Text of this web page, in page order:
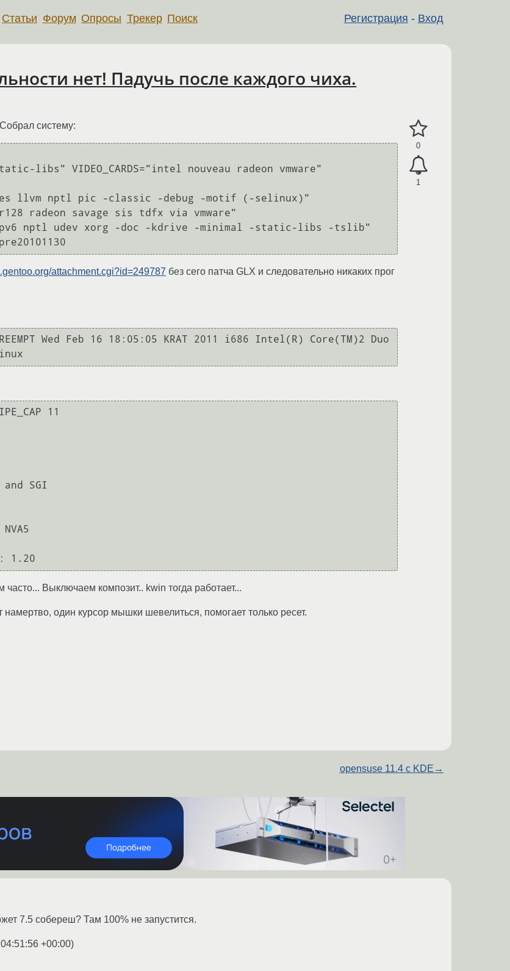
Регистрация - Вход
Статьи Форум Опросы Трекер Поиск
нет! Падучь после каждого чиха.
0
1
систему:
libs" VIDEO_CARDS="intel nouveau radeon vmware"
llvm nptl pic -classic -debug -motif (-selinux)"
r128 radeon savage sis tdfx via vmware"
ipv6 nptl udev xorg -doc -kdrive -minimal -static-libs -tslib"
attachment.cgi?id=249787 без сего патча GLX и следовательно никаких прог
Wed Feb 16 18:05:05 KRAT 2011 i686 Intel(R) Core(TM)2 Duo
11
SGI
Выключаем композит.. kwin тогда работает...
намертво, один курсор мышки шевелиться, помогает только ресет.
opensuse 11.4 c KDE →
7.5 собереш? Там 100% не запустится.
+00:00)